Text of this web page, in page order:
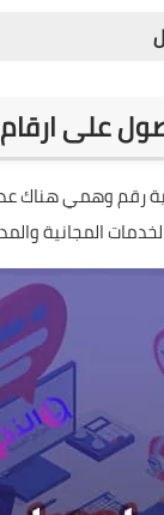
على
رقم وهمي هناك
المجانية